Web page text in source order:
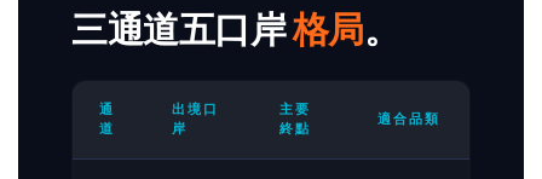
三通道五口岸格局。
通
道
出境口
岸
主要
終點
適合品類